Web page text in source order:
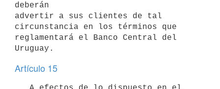
deberán
advertir a sus clientes de tal
circunstancia en los términos que
reglamentará el Banco Central del
Artículo 15